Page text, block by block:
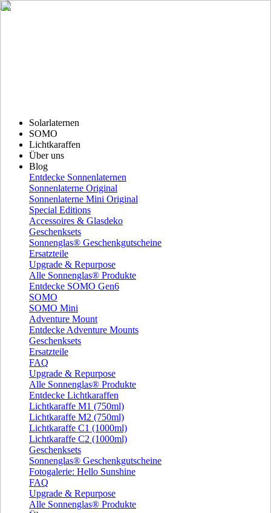
Solarlaternen
SOMO
Lichtkaraffen
Über uns
Blog
Entdecke Sonnenlaternen
Sonnenlaterne Original
Sonnenlaterne Mini Original
Special Editions
Accessoires & Glasdeko
Geschenksets
Sonnenglas® Geschenkgutscheine
Ersatzteile
Upgrade & Repurpose
Alle Sonnenglas® Produkte
Entdecke SOMO Gen6
SOMO
SOMO Mini
Adventure Mount
Entdecke Adventure Mounts
Geschenksets
Ersatzteile
FAQ
Upgrade & Repurpose
Alle Sonnenglas® Produkte
Entdecke Lichtkaraffen
Lichtkaraffe M1 (750ml)
Lichtkaraffe M2 (750ml)
Lichtkaraffe C1 (1000ml)
Lichtkaraffe C2 (1000ml)
Geschenksets
Sonnenglas® Geschenkgutscheine
Fotogalerie: Hello Sunshine
FAQ
Upgrade & Repurpose
Alle Sonnenglas® Produkte